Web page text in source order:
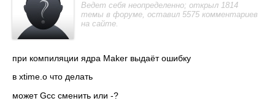
Ведет себя неопределенно; открыл 1814
темы в форуме, оставил 5575 комментариев
на сайте.
при компиляции ядра Maker выдаёт ошибку
в xtime.o что делать
может Gcc сменить или -?